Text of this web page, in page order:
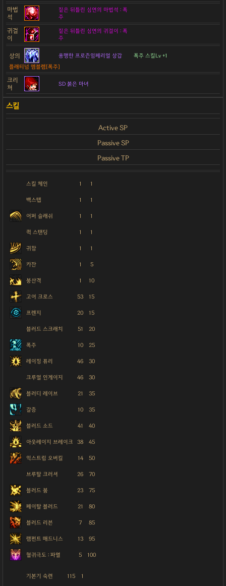
마법
석
짙은 뒤틀린 심연의 마법석 : 폭
주
귀걸
이
짙은 뒤틀린 심연의 귀걸이 : 폭
주
상의 용맹한 프로즌임페리얼 상갑
폭주 스킬Lv +1
플래티넘 엠블렘[폭주]
크리
쳐
SD 붉은 마녀
Active SP
Passive SP
Passive TP
스킬 체인 1 1
백스텝 1 1
어퍼 슬래쉬 1 1
퀵 스탠딩 1 1
귀참 1 1
카잔 1 5
붕산격 1 10
고어 크로스 53 15
프렌지 20 15
블러드 스크래치 51 20
폭주 10 25
레이징 퓨리 46 30
크루얼 인게이지 46 30
블러디 레이브 21 35
갈증 10 35
블러드 소드 41 40
아웃레이지 브레이크 38 45
익스트림 오버킬 14 50
브루탈 크러셔 26 70
블러드 붐 23 75
페이탈 블러드 21 80
블러드 리븐 7 85
램펀트 매드니스 13 95
혈귀극도 : 파멸 5 100
기본기 숙련 115 1